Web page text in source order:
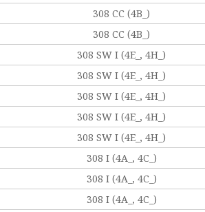
308 CC (4B_)
308 CC (4B_)
308 SW I (4E_, 4H_)
308 SW I (4E_, 4H_)
308 SW I (4E_, 4H_)
308 SW I (4E_, 4H_)
308 SW I (4E_, 4H_)
308 I (4A_, 4C_)
308 I (4A_, 4C_)
308 I (4A_, 4C_)